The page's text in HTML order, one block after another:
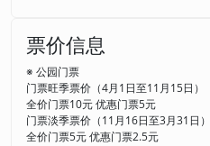
票价信息
※ 公园门票
门票旺季票价（4月1日至11月15日）
全价门票10元 优惠门票5元
门票淡季票价（11月16日至3月31日）
全价门票5元 优惠门票2.5元